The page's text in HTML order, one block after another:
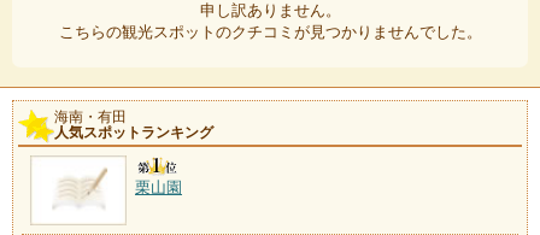
申し訳ありません。
こちらの観光スポットのクチコミが見つかりませんでした。
海南・有田
人気スポットランキング
栗山園